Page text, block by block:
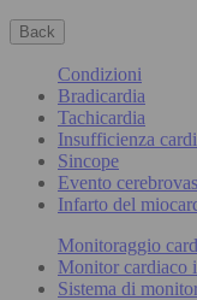
Back
Condizioni
Bradicardia
Tachicardia
Insufficienza
Sincope
Evento
Infarto del
Monitoraggio
Monitor cardiaco
Sistema di